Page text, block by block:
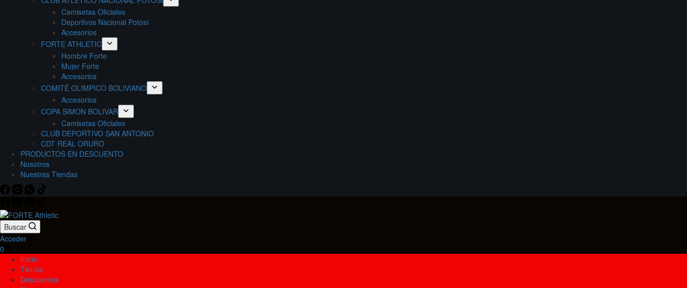
Camisetas Oficiales
Deportivos Nacional Potosí
Accesorios
FORTE ATHLETIC
Hombre Forte
Mujer Forte
Accesorios
COMITÉ OLIMPICO BOLIVIANO
Accesorios
COPA SIMON BOLIVAR
Camisetas Oficiales
CLUB DEPORTIVO SAN ANTONIO
CDT REAL ORURO
PRODUCTOS EN DESCUENTO
Nosotros
Nuestras Tiendas
Buscar
Acceder
Carro
compra
0
Inicio
Tienda
Descuentos